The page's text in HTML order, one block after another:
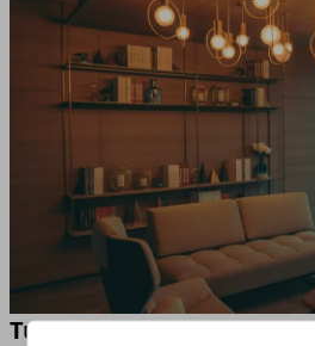
Tutti gli strumenti per